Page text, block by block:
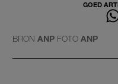
GOED
BRON ANP FOTO ANP